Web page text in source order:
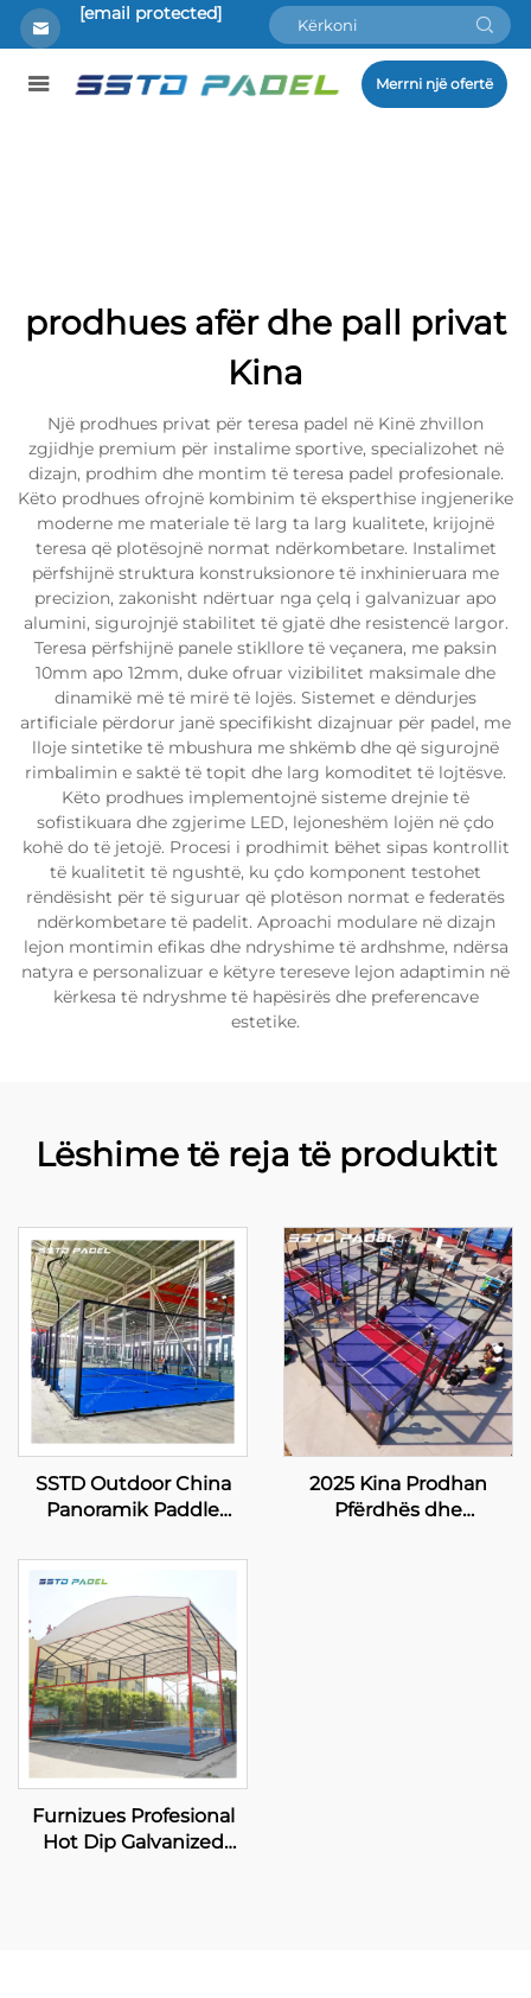
[email protected]
Merrni një ofertë
prodhues afër dhe pall privat
Kina
Një prodhues privat për teresa padel në Kinë zhvillon
zgjidhje premium për instalime sportive, specializohet në
dizajn, prodhim dhe montim të teresa padel profesionale.
Këto prodhues ofrojnë kombinim të eksperthise ingjenerike
moderne me materiale të larg ta larg kualitete, krijojnë
teresa që plotësojnë normat ndërkombetare. Instalimet
përfshijnë struktura konstruksionore të inxhinieruara me
precizion, zakonisht ndërtuar nga çelq i galvanizuar apo
alumini, sigurojnjë stabilitet të gjatë dhe resistencë largor.
Teresa përfshijnë panele stikllore të veçanera, me paksin
10mm apo 12mm, duke ofruar vizibilitet maksimale dhe
dinamikë më të mirë të lojës. Sistemet e dëndurjes
artificiale përdorur janë specifikisht dizajnuar për padel, me
lloje sintetike të mbushura me shkëmb dhe që sigurojnë
rimbalimin e saktë të topit dhe larg komoditet të lojtësve.
Këto prodhues implementojnë sisteme drejnie të
sofistikuara dhe zgjerime LED, lejoneshëm lojën në çdo
kohë do të jetojë. Procesi i prodhimit bëhet sipas kontrollit
të kualitetit të ngushtë, ku çdo komponent testohet
rëndësisht për të siguruar që plotëson normat e federatës
ndërkombetare të padelit. Aproachi modulare në dizajn
lejon montimin efikas dhe ndryshime të ardhshme, ndërsa
natyra e personalizuar e këtyre tereseve lejon adaptimin në
kërkesa të ndryshme të hapësirës dhe preferencave
estetike.
Lëshime të reja të produktit
SSTD Outdoor China
Panoramik Paddle
Manufacturer Klasik
Padel Court Teknologji
e Parëdritshme për
Padel Club 001-2
2025 Kina Prodhan
Pfërdhës dhe
Furnizues Profesional
Hot Dip Galvanized